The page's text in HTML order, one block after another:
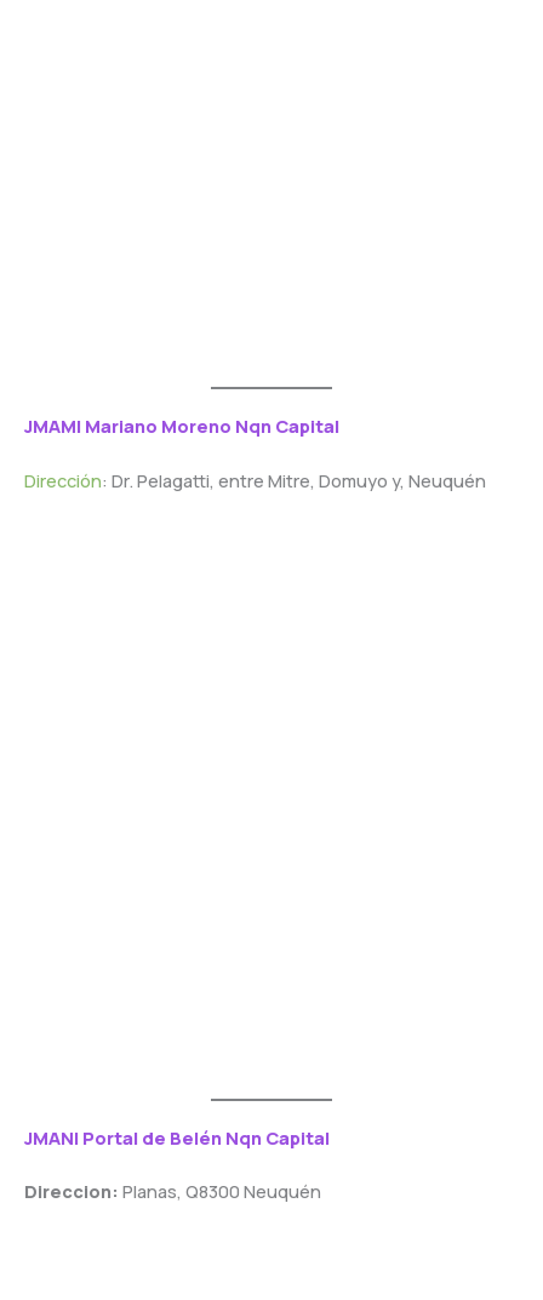
JMAMI Mariano Moreno Nqn Capital
Dirección: Dr. Pelagatti, entre Mitre, Domuyo y, Neuquén
JMANI Portal de Belén Nqn Capital
Direccion: Planas, Q8300 Neuquén